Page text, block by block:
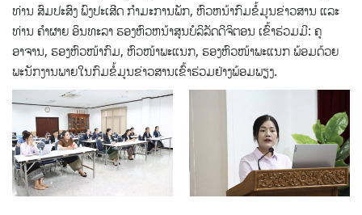
ທ່ານ ສົມປະສົງ ພົງປະເສີດ ກຳມະການພັກ, ຫົວຫນ້າກົມຂໍ້ມູນຂ່າວສານ ແລະ
ທ່ານ ຄຳຜາຍ ອິນທະລາ ຮອງຫົວຫນ້າສູນບໍລິລັດດີຈິຕອນ ເຂົ້າຮ່ວມມີ: ຄູ
ອາຈານ, ຮອງຫົວໜ້າກົມ, ຫົວໜ້າພະແນກ, ຮອງຫົວໜ້າພະແນກ ພ້ອມດ້ວຍ
ພະນັກງານພາຍໃນກົມຂໍ້ມູນຂ່າວສານເຂົ້າຮ່ວມຢ່າງພ້ອມພຽງ.